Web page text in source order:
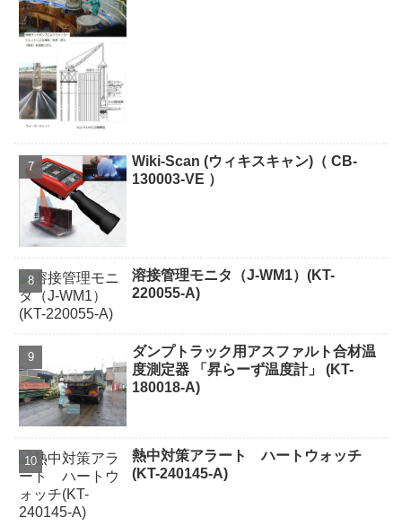
Wiki-Scan (ウィキスキャン)（ CB-
130003-VE ）
溶接管理モニタ（J-WM1）(KT-
220055-A)
ダンプトラック用アスファルト合材温
度測定器 「昇らーず温度計」 (KT-
180018-A)
熱中対策アラート ハートウォッチ
(KT-240145-A)